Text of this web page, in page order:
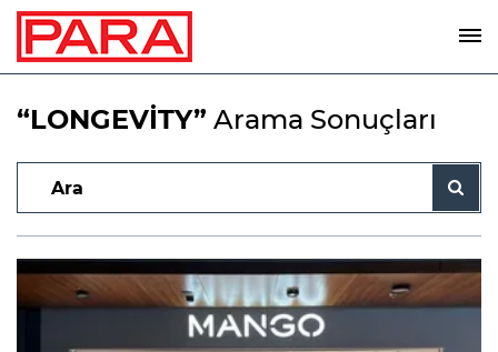
“LONGEVİTY” Arama Sonuçları